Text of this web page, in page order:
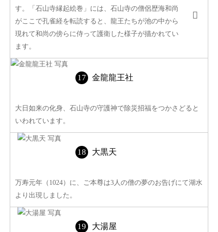
す。「石山寺縁起絵巻」には、石山寺の僧侶歴海和尚
がここで孔雀経を転読すると、龍王たちが池の中から
現れて和尚の傍らに侍って護衛した様子が描かれてい
ます。
金龍龍王社
大日如来の化身、石山寺の守護神で除災招福をつかさどると
いわれています。
大黒天
万寿元年（1024）に、ご本尊は3人の僧の夢のお告げにて湖水
より出現しました。
大湯屋